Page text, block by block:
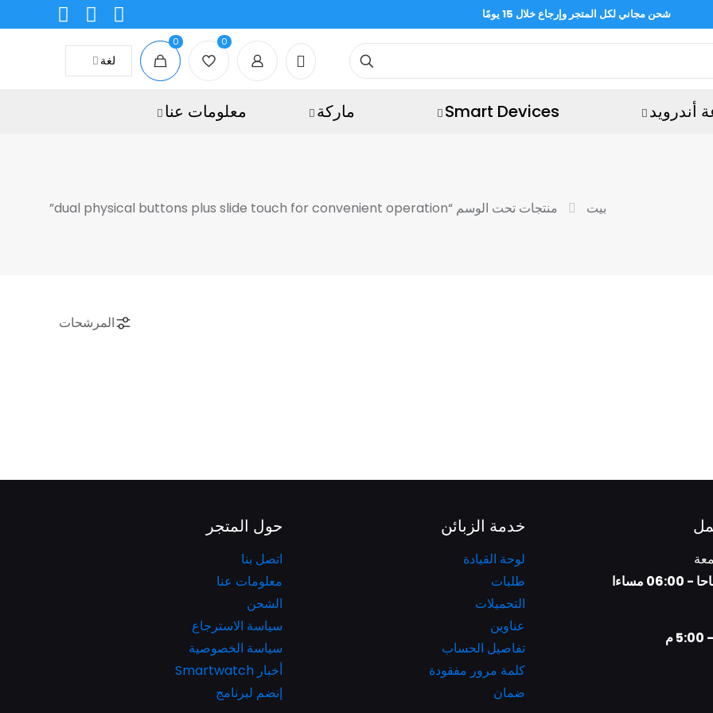
شحن مجاني لكل المتجر وإرجاع خلال 15 يومًا
0
0
لغة
أندرويد Smart Devices ماركة معلومات عنا
بيت منتجات تحت الوسم “dual physical buttons plus slide touch for convenient operation”
المرشحات
حول المتجر
اتصل بنا
معلومات عنا
الشحن
سياسة الاسترجاع
سياسة الخصوصية
أخبار Smartwatch
إنضم لبرنامج
خدمة الزبائن
لوحة القيادة
طلبات
التحميلات
عناوين
تفاصيل الحساب
كلمة مرور مفقودة
ضمان